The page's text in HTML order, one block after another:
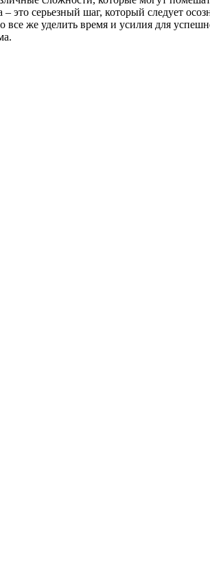
это серьезный шаг, который следует
же уделить время и усилия для